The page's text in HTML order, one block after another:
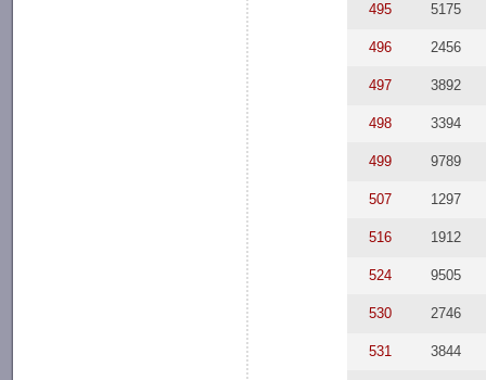
495 5175
496 2456
497 3892
498 3394
499 9789
507 1297
516 1912
524 9505
530 2746
531 3844